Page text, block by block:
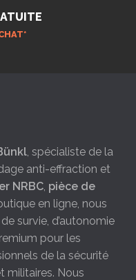
, spécialiste de la
anti-effraction et
NRBC pièce de
en ligne, nous
survie, d’autonomie
pour les
de la sécurité
militaires. Nous